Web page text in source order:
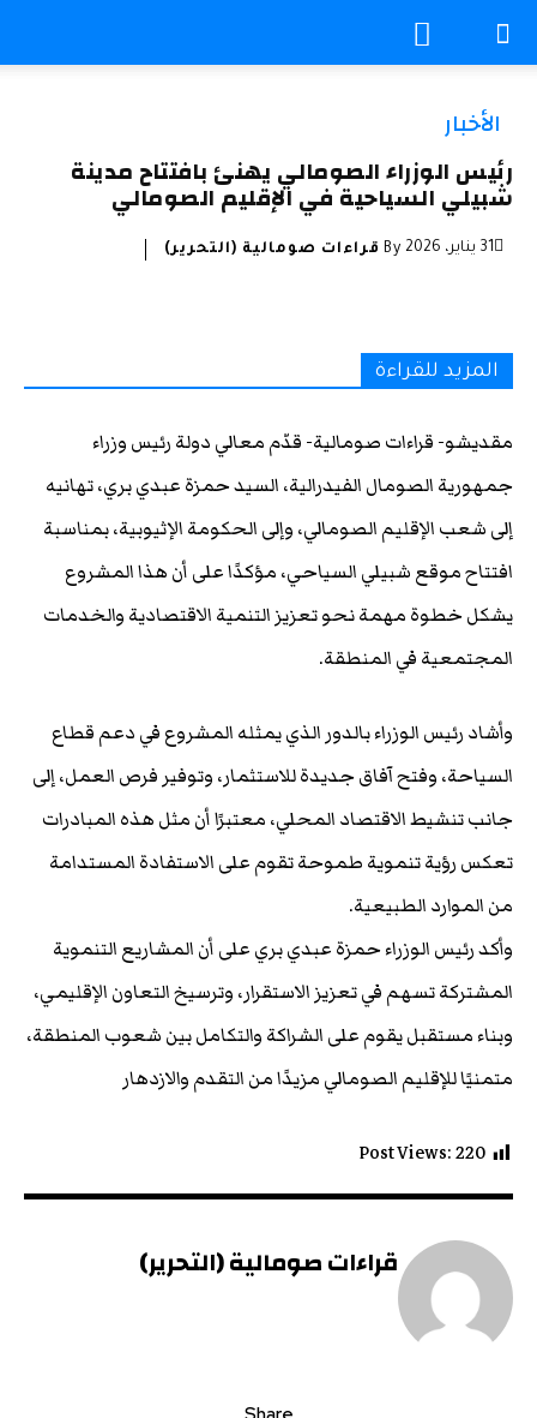
الأخبار
رئيس الوزراء الصومالي يهنئ بافتتاح مدينة
شبيلي السياحية في الإقليم الصومالي
31 يناير، 2026 By قراءات صومالية (التحرير)
المزيد للقراءة
مقديشو- قراءات صومالية- قدّم معالي دولة رئيس وزراء
جمهورية الصومال الفيدرالية، السيد حمزة عبدي بري، تهانيه
إلى شعب الإقليم الصومالي، وإلى الحكومة الإثيوبية، بمناسبة
افتتاح موقع شبيلي السياحي، مؤكدًا على أن هذا المشروع
يشكل خطوة مهمة نحو تعزيز التنمية الاقتصادية والخدمات
المجتمعية في المنطقة.
وأشاد رئيس الوزراء بالدور الذي يمثله المشروع في دعم قطاع
السياحة، وفتح آفاق جديدة للاستثمار، وتوفير فرص العمل، إلى
جانب تنشيط الاقتصاد المحلي، معتبرًا أن مثل هذه المبادرات
تعكس رؤية تنموية طموحة تقوم على الاستفادة المستدامة
من الموارد الطبيعية.
وأكد رئيس الوزراء حمزة عبدي بري على أن المشاريع التنموية
المشتركة تسهم في تعزيز الاستقرار، وترسيخ التعاون الإقليمي،
وبناء مستقبل يقوم على الشراكة والتكامل بين شعوب المنطقة،
متمنيًا للإقليم الصومالي مزيدًا من التقدم والازدهار
Post Views:220
قراءات صومالية (التحرير)